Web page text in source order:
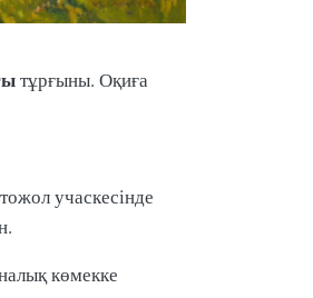
тұрғыны. Оқиға
учаскесінде
көмекке